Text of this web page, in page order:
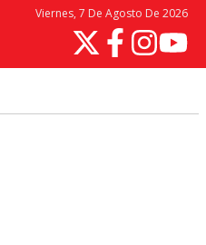
Viernes, 7 De Agosto De 2026